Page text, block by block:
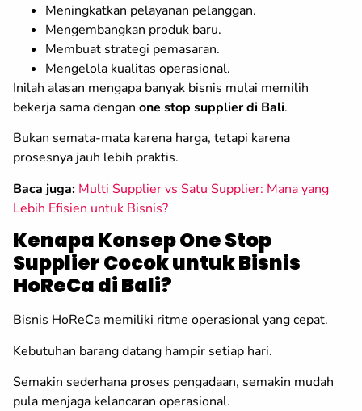
Meningkatkan pelayanan pelanggan.
Mengembangkan produk baru.
Membuat strategi pemasaran.
Mengelola kualitas operasional.
Inilah alasan mengapa banyak bisnis mulai memilih
bekerja sama dengan one stop supplier di Bali.
Bukan semata-mata karena harga, tetapi karena
prosesnya jauh lebih praktis.
Baca juga: Multi Supplier vs Satu Supplier: Mana yang
Lebih Efisien untuk Bisnis?
Kenapa Konsep One Stop
Supplier Cocok untuk Bisnis
HoReCa di Bali?
Bisnis HoReCa memiliki ritme operasional yang cepat.
Kebutuhan barang datang hampir setiap hari.
Semakin sederhana proses pengadaan, semakin mudah
pula menjaga kelancaran operasional.